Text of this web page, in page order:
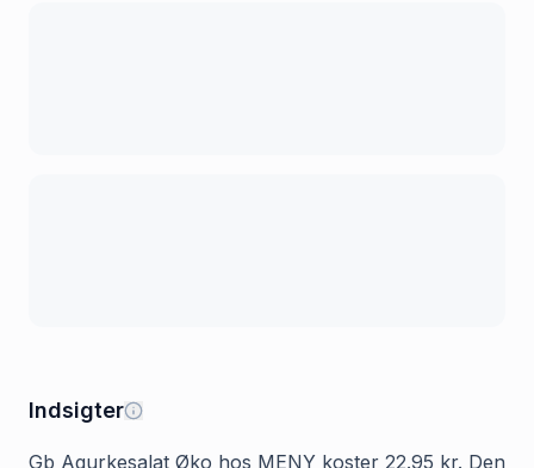
Indsigter
Gb Agurkesalat Øko hos MENY koster 22.95 kr. Den